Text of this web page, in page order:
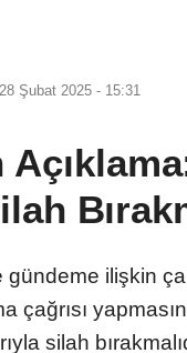
Şubat 2025 - 15:31
ilişkin
çağrısı
silah